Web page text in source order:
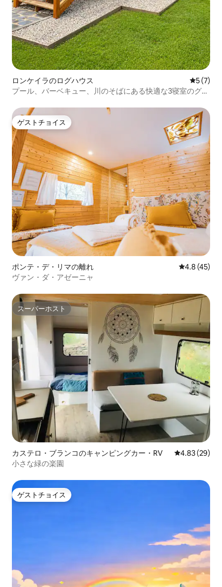
ロンケイラのログハウス レビュー
5 (7)
プール、バーベキュー、川のそばにある快適な3寝室のグラ
ゲストチョイス
ゲストチョイス
ポンテ・デ・リマの離れ レビュー45
4.8 (45)
ヴァン・ダ・アゼーニャ
スーパーホスト
スーパーホスト
カステロ・ブランコのキャンピングカー・RV レビュー29
4.83 (29)
小さな緑の楽園
ゲストチョイス
ゲストチョイス